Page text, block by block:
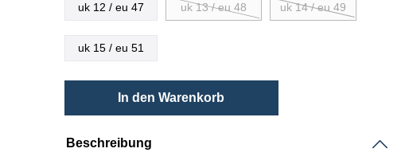
uk 12 / eu 47 uk 13 / eu 48 uk 14 / eu 49
uk 15 / eu 51
In den Warenkorb
Beschreibung